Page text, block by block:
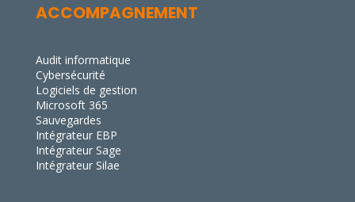
ACCOMPAGNEMENT
Audit informatique
Cybersécurité
Logiciels de gestion
Microsoft 365
Sauvegardes
Intégrateur EBP
Intégrateur Sage
Intégrateur Silae